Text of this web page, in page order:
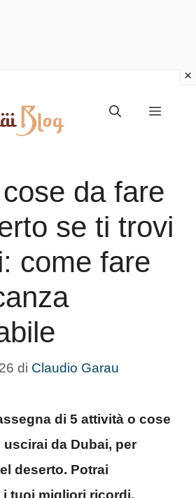
Menu
da fare
se ti trovi
come fare
di Claudio Garau
di 5 attività o cose
da Dubai, per
deserto. Potrai